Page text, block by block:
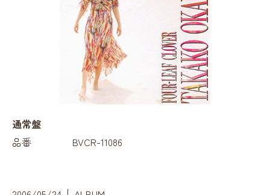
通常盤
品番
BVCR-11086